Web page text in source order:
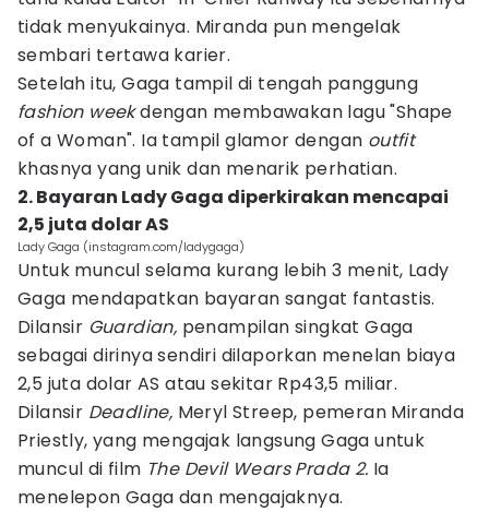
tidak menyukainya. Miranda pun mengelak
sembari tertawa karier.
Setelah itu, Gaga tampil di tengah panggung
fashion weekdengan membawakan lagu "Shape
of a Woman". Ia tampil glamor dengan outfit
khasnya yang unik dan menarik perhatian.
2. Bayaran Lady Gaga diperkirakan mencapai
2,5 juta dolar AS
Lady Gaga (instagram.com/ladygaga)
Untuk muncul selama kurang lebih 3 menit, Lady
Gaga mendapatkan bayaran sangat fantastis.
Dilansir Guardian, penampilan singkat Gaga
sebagai dirinya sendiri dilaporkan menelan biaya
2,5 juta dolar AS atau sekitar Rp43,5 miliar.
Dilansir Deadline, Meryl Streep, pemeran Miranda
Priestly, yang mengajak langsung Gaga untuk
muncul di film The Devil Wears Prada 2. Ia
menelepon Gaga dan mengajaknya.